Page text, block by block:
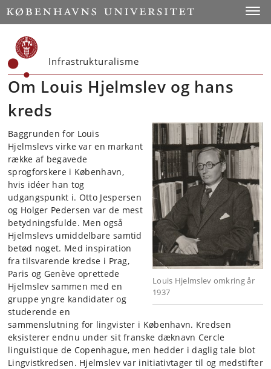
Start
Infrastrukturalisme
Om Louis Hjelmslev og hans
kreds
Louis Hjelmslev omkring år
1937
Baggrunden for Louis
Hjelmslevs virke var en markant
række af begavede
sprogforskere i København,
hvis idéer han tog
udgangspunkt i. Otto Jespersen
og Holger Pedersen var de mest
betydningsfulde. Men også
Hjelmslevs umiddelbare samtid
betød noget. Med inspiration
fra tilsvarende kredse i Prag,
Paris og Genève oprettede
Hjelmslev sammen med en
gruppe yngre kandidater og
studerende en
sammenslutning for lingvister i København. Kredsen
eksisterer endnu under sit franske dæknavn Cercle
linguistique de Copenhague, men hedder i daglig tale blot
Lingvistkredsen. Hjelmslev var initiativtager til og medstifter